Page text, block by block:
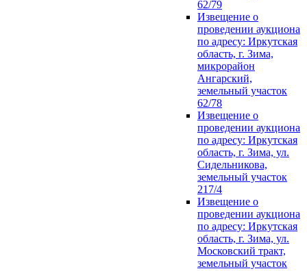
62/79
Извещение о
проведении аукциона
по адресу: Иркутская
область, г. Зима,
микрорайон
Ангарский,
земельный участок
62/78
Извещение о
проведении аукциона
по адресу: Иркутская
область, г. Зима, ул.
Сидельникова,
земельный участок
217/4
Извещение о
проведении аукциона
по адресу: Иркутская
область, г. Зима, ул.
Московский тракт,
земельный участок